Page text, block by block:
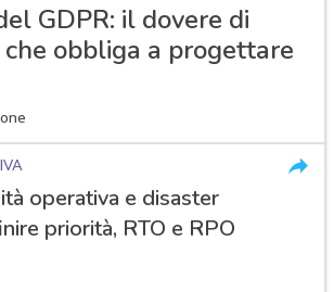
GDPR: il dovere di
obbliga a progettare
operativa e disaster
priorità, RTO e RPO